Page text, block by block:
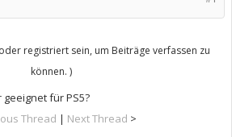
registriert sein, um Beiträge verfassen zu
können. )
für PS5?
Thread | Next Thread >